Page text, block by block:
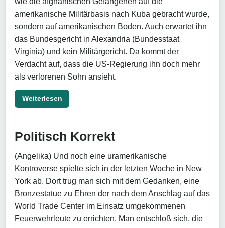
amerikanische Militärbasis nach Kuba gebracht wurde,
sondern auf amerikanischen Boden. Auch erwartet ihn
das Bundesgericht in Alexandria (Bundesstaat
Virginia) und kein Militärgericht. Da kommt der
Verdacht auf, dass die US-Regierung ihn doch mehr
als verlorenen Sohn ansieht.
Weiterlesen
Politisch Korrekt
(Angelika) Und noch eine uramerikanische
Kontroverse spielte sich in der letzten Woche in New
York ab. Dort trug man sich mit dem Gedanken, eine
Bronzestatue zu Ehren der nach dem Anschlag auf das
World Trade Center im Einsatz umgekommenen
Feuerwehrleute zu errichten. Man entschloß sich, die